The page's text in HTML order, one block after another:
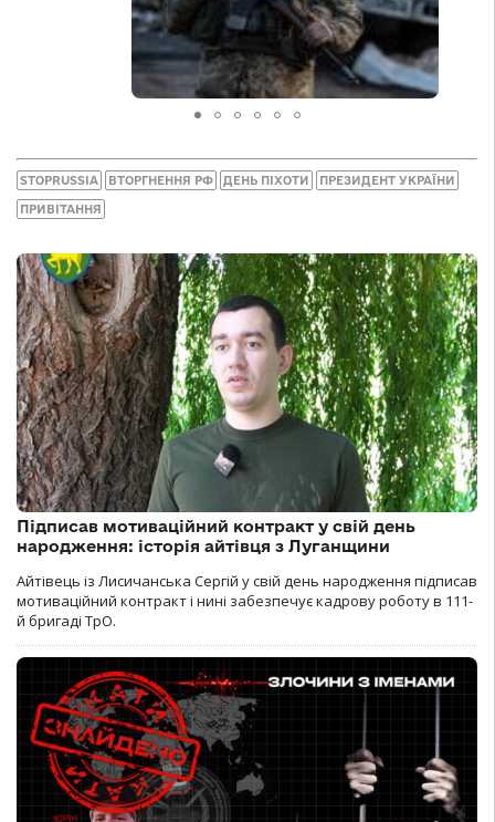
STOPRUSSIA ВТОРГНЕННЯ РФ ДЕНЬ ПІХОТИ ПРЕЗИДЕНТ УКРАЇНИ
ПРИВІТАННЯ
Підписав мотиваційний контракт у свій день
народження: історія айтівця з Луганщини
Айтівець із Лисичанська Сергій у свій день народження підписав
мотиваційний контракт і нині забезпечує кадрову роботу в 111-
й бригаді ТрО.